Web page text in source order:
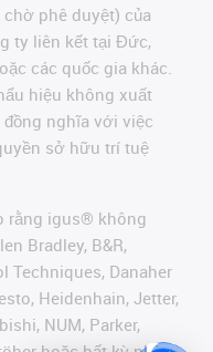
phê duyệt) của
ty liên kết tại Đức,
các quốc gia khác.
hiệu không xuất
nghĩa với việc
sở hữu trí tuệ
rằng igus® không
Bradley, B&R,
Techniques, Danaher
Heidenhain, Jetter,
NUM, Parker,